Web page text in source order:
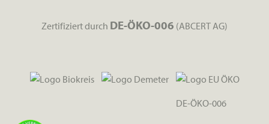
Zertifiziert durch DE-ÖKO-006 (ABCERT AG)
DE-ÖKO-006